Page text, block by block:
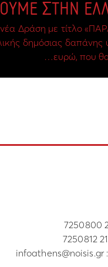
νέα Δράση με τίτλο
δημόσιας δαπάνης
ευρώ, που θα
infoathens@noisis.gr